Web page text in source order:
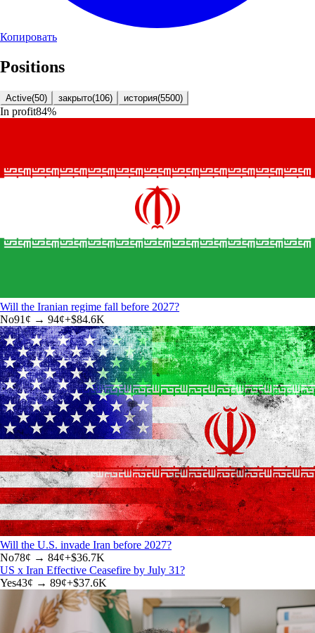
Копировать
Positions
Active(50) закрыто(106) история(5500)
In profit84%
Will the Iranian regime fall before 2027?
No91 ¢ → 94¢+$84.6K
Will the U.S. invade Iran before 2027?
No78¢ → 84¢+$36.7K
US x Iran Effective Ceasefire by July 31?
Yes43¢ → 89¢+$37.6K